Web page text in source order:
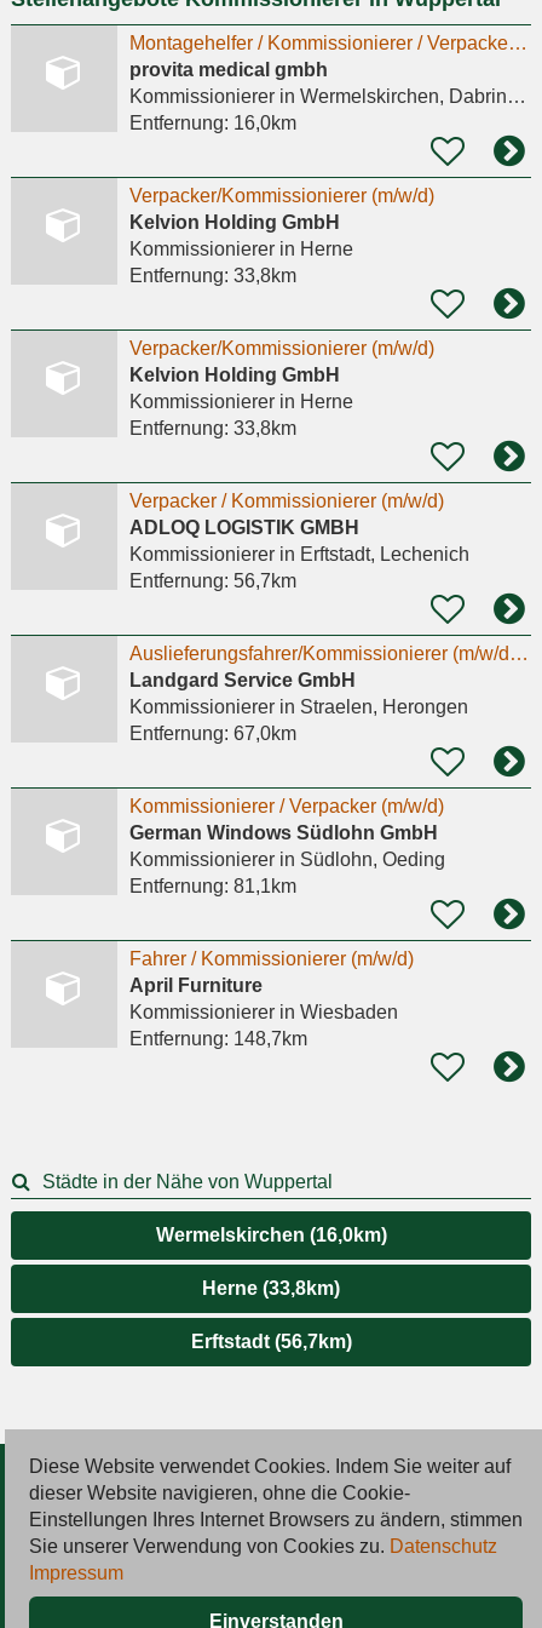
Montagehelfer / Kommissionierer / Verpacker (m/w/d)
provita medical gmbh
Kommissioniererin Wermelskirchen, Dabringhausen
Entfernung: 16,0km
Verpacker/Kommissionierer (m/w/d)
Kelvion Holding GmbH
Kommissioniererin Herne
Entfernung: 33,8km
Verpacker/Kommissionierer (m/w/d)
Kelvion Holding GmbH
Kommissioniererin Herne
Entfernung: 33,8km
Verpacker / Kommissionierer (m/w/d)
ADLOQ LOGISTIK GMBH
Kommissioniererin Erftstadt, Lechenich
Entfernung: 56,7km
Auslieferungsfahrer/Kommissionierer (m/w/d) im Nahverkehr Vollzeit - Kein LKW-Führerschein
Landgard Service GmbH
Kommissioniererin Straelen, Herongen
Entfernung: 67,0km
Kommissionierer / Verpacker (m/w/d)
German Windows Südlohn GmbH
Kommissioniererin Südlohn, Oeding
Entfernung: 81,1km
Fahrer / Kommissionierer (m/w/d)
April Furniture
Kommissioniererin Wiesbaden
Entfernung: 148,7km
Städte in der Nähe von Wuppertal
Wermelskirchen (16,0km)
Herne (33,8km)
Erftstadt (56,7km)
© 2026 Deutsche Jobmarkt GmbH
Inserieren
Kontakt
Diese Website verwendet Cookies. Indem Sie weiter auf
dieser Website navigieren, ohne die Cookie-
Einstellungen Ihres Internet Browsers zu ändern, stimmen
Sie unserer Verwendung von Cookies zu. Datenschutz
Impressum
Einverstanden